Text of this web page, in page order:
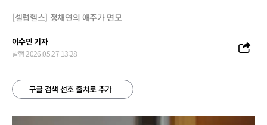
[셀럽헬스] 정채연의 애주가 면모
이수민 기자
발행 2026.05.27 13:28
구글 검색 선호 출처로 추가